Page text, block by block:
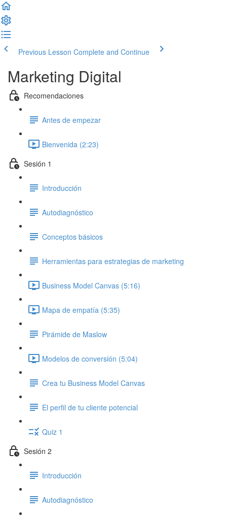
Previous Lesson Complete and Continue
Marketing Digital
Recomendaciones
Antes de empezar
Bienvenida (2:23)
Sesión 1
Introducción
Autodiagnóstico
Conceptos básicos
Herramientas para estrategias de marketing
Business Model Canvas (5:16)
Mapa de empatía (5:35)
Pirámide de Maslow
Modelos de conversión (5:04)
Crea tu Business Model Canvas
El perfil de tu cliente potencial
Quiz 1
Sesión 2
Introducción
Autodiagnóstico